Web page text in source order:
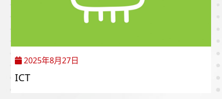
2025年8月27日
ICT